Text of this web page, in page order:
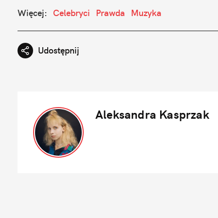
Więcej: Celebryci Prawda Muzyka
Udostępnij
Aleksandra Kasprzak